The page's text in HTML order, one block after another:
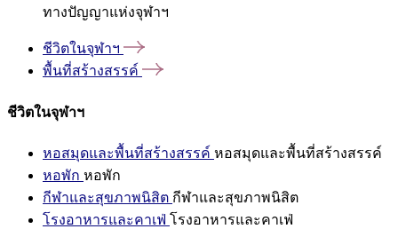
ทางปัญญาแห่งจุฬาฯ
ชีวิตในจุฬาฯ
พื้นที่สร้างสรรค์
ชีวิตในจุฬาฯ
หอสมุดและพื้นที่สร้างสรรค์ หอสมุดและพื้นที่สร้างสรรค์
หอพัก หอพัก
กีฬาและสุขภาพนิสิต กีฬาและสุขภาพนิสิต
โรงอาหารและคาเฟ่ โรงอาหารและคาเฟ่